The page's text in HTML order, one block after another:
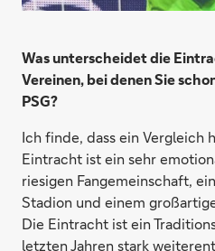
Was unterscheidet die
Vereinen, bei denen Sie
PSG?
Ich finde, dass ein Vergleich
Eintracht ist ein sehr
riesigen Fangemeinschaft,
Stadion und einem
Die Eintracht ist ein
letzten Jahren stark